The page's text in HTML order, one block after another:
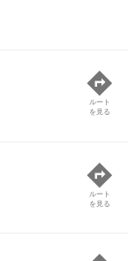
ルート
を見る
ルート
を見る